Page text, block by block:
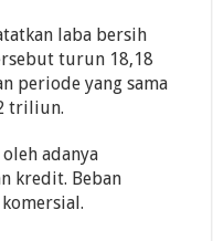
laba bersih
turun 18,18
periode yang sama
triliun.
adanya
kredit. Beban